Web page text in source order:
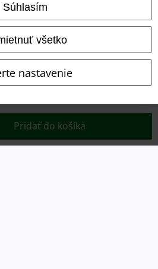
Súhlasím
všetko
nastavenie
Pridať do košíka
životného prostredia